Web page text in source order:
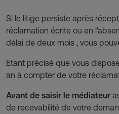
Si le litige persiste après
réclamation écrite ou en
délai de deux mois , vous
Etant précisé que vous
an à compter de votre
Avant de saisir le médiateur
de recevabilité de votre